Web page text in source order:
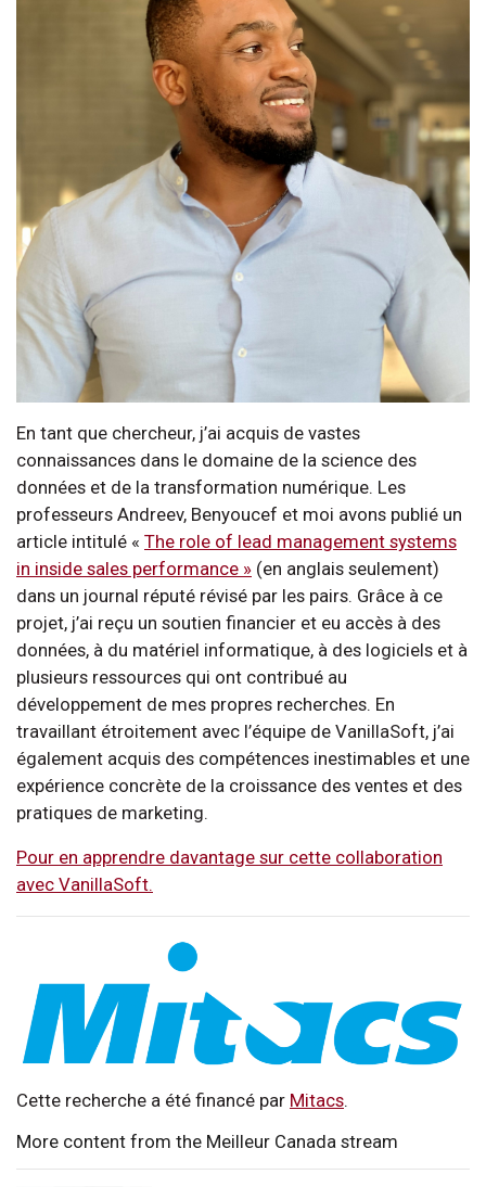
En tant que chercheur, j’ai acquis de vastes
connaissances dans le domaine de la science des
données et de la transformation numérique. Les
professeurs Andreev, Benyoucef et moi avons publié un
article intitulé « The role of lead management systems
in inside sales performance » (en anglais seulement)
dans un journal réputé révisé par les pairs. Grâce à ce
projet, j’ai reçu un soutien financier et eu accès à des
données, à du matériel informatique, à des logiciels et à
plusieurs ressources qui ont contribué au
développement de mes propres recherches. En
travaillant étroitement avec l’équipe de VanillaSoft, j’ai
également acquis des compétences inestimables et une
expérience concrète de la croissance des ventes et des
pratiques de marketing.
Pour en apprendre davantage sur cette collaboration
avec VanillaSoft.
Cette recherche a été financé par Mitacs.
More content from the Meilleur Canada stream